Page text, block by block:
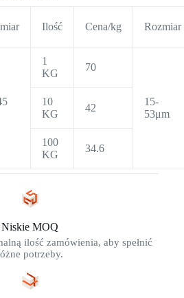
Ilość Cena/kg Rozmiar
1
KG
70
15-
53μm
10
KG
42
100
KG
34.6
Niskie MOQ
ilość zamówienia, aby spełnić
potrzeby.